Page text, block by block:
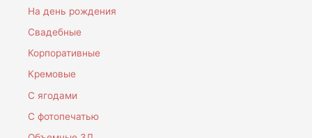
На день рождения
Свадебные
Корпоративные
Кремовые
С ягодами
С фотопечатью